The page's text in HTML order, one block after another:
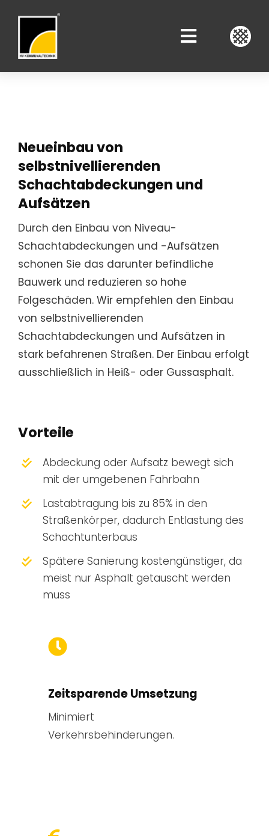
springen
Toggle
Produkte
Karriere
Neueinbau von
selbstnivellierenden
Schachtabdeckungen und
Aufsätzen
Durch den Einbau von Niveau-
Schachtabdeckungen und -Aufsätzen
schonen Sie das darunter befindliche
Bauwerk und reduzieren so hohe
Folgeschäden. Wir empfehlen den Einbau
von selbstnivellierenden
Schachtabdeckungen und Aufsätzen in
stark befahrenen Straßen. Der Einbau erfolgt
ausschließlich in Heiß- oder Gussasphalt.
Vorteile
Abdeckung oder Aufsatz bewegt sich
mit der umgebenen Fahrbahn
Lastabtragung bis zu 85% in den
Straßenkörper, dadurch Entlastung des
Schachtunterbaus
Spätere Sanierung kostengünstiger, da
meist nur Asphalt getauscht werden
muss
Zeitsparende Umsetzung
Minimiert
Verkehrsbehinderungen.